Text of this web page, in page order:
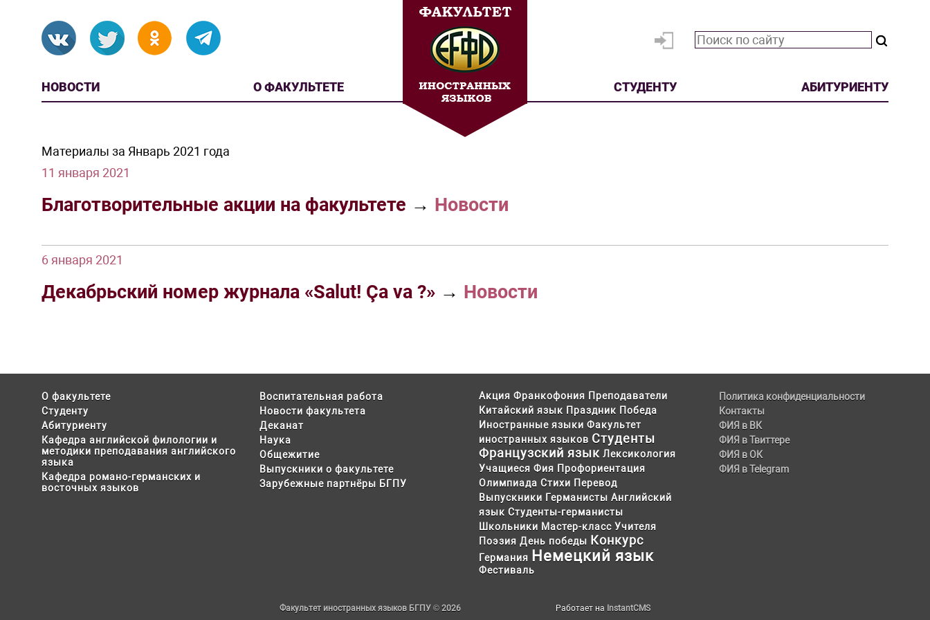
НОВОСТИ О ФАКУЛЬТЕТЕ СТУДЕНТУ АБИТУРИЕНТУ
Материалы за Январь 2021 года
11 января 2021
Благотворительные акции на факультете → Новости
6 января 2021
Декабрьский номер журнала «Salut! Ça va ?» → Новости
О факультете
Студенту
Абитуриенту
Кафедра английской филологии и
методики преподавания английского
языка
Кафедра романо-германских и
восточных языков
Воспитательная работа
Новости факультета
Деканат
Наука
Общежитие
Выпускники о факультете
Зарубежные партнёры БГПУ
Акция Франкофония Преподаватели
Китайский язык Праздник Победа
Иностранные языки Факультет
иностранных языков Студенты
Французский язык Лексикология
Учащиеся Фия Профориентация
Олимпиада Стихи Перевод
Выпускники Германисты Английский
язык Студенты-германисты
Школьники Мастер-класс Учителя
Поэзия День победы Конкурс
Германия Немецкий язык
Фестиваль
Политика конфиденциальности
Контакты
ФИЯ в ВК
ФИЯ в Твиттере
ФИЯ в ОК
ФИЯ в Telegram
Факультет иностранных языков БГПУ © 2026 Работает на InstantCMS